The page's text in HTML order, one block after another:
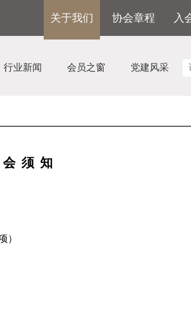
关于我们 协会章程 入
行业新闻 会员之窗 党建风采
会 须 知
）